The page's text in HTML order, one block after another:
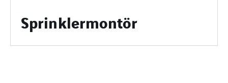
Sprinklermontör